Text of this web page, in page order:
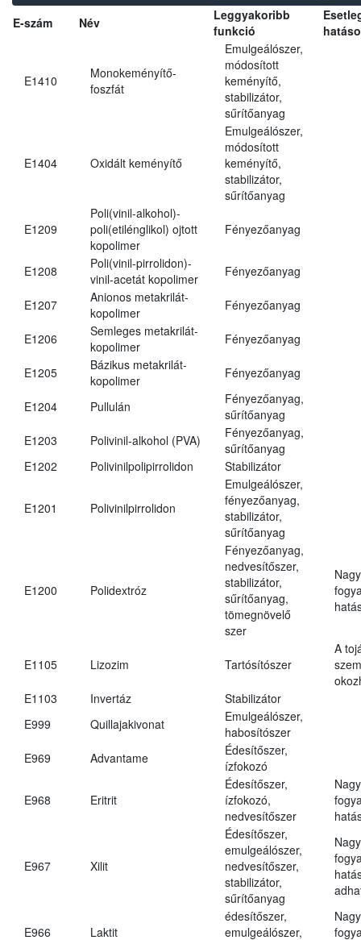
E-szám Név
Leggyakoribb
funkció
E1410
Monokeményítő-
foszfát
Emulgeálószer,
módosított
keményítő,
stabilizátor,
sűrítőanyag
E1404 Oxidált keményítő
Emulgeálószer,
módosított
keményítő,
stabilizátor,
sűrítőanyag
E1209
Poli(vinil-alkohol)-
poli(etilénglikol) ojtott
kopolimer
Fényezőanyag
E1208
Poli(vinil-pirrolidon)-
vinil-acetát kopolimer
Fényezőanyag
E1207
Anionos metakrilát-
kopolimer
Fényezőanyag
E1206
Semleges metakrilát-
kopolimer
Fényezőanyag
E1205
Bázikus metakrilát-
kopolimer
Fényezőanyag
E1204 Pullulán
Fényezőanyag,
sűrítőanyag
E1203
Polivinil-alkohol (PVA)
Fényezőanyag,
sűrítőanyag
E1202
Polivinilpolipirrolidon Stabilizátor
E1201 Polivinilpirrolidon
Emulgeálószer,
fényezőanyag,
stabilizátor,
sűrítőanyag
E1200 Polidextróz
Fényezőanyag,
nedvesítőszer,
stabilizátor,
sűrítőanyag,
tömegnövelő
szer
E1105 Lizozim Tartósítószer
A
E1103
Invertáz
Stabilizátor
E999
Quillajakivonat
Emulgeálószer,
habosítószer
E969
Advantame
Édesítőszer,
ízfokozó
E968 Eritrit
Édesítőszer,
ízfokozó,
nedvesítőszer
E967 Xilit
Édesítőszer,
emulgeálószer,
nedvesítőszer,
stabilizátor,
sűrítőanyag
E966 Laktit
édesítőszer,
emulgeálószer,